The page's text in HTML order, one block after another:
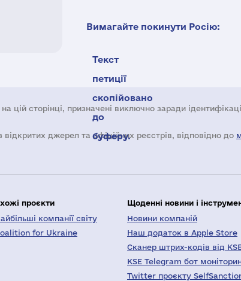
Вимагайте покинути Росію:
Текст
петиції
скопійовано
до
буферу.
цій сторінці, призначені виключно заради
відкритих джерел та офіційних реєстрів, відповідно до
проєкти
компанії світу
for Ukraine
Щоденні новини і
Новини компаній
Наш додаток в Apple Store
Сканер штрих-кодів від
KSE Telegram бот
Twitter проєкту